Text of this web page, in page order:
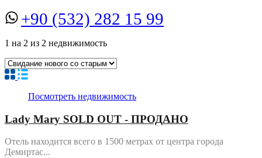
+90 (532) 282 15 99
1 на 2 из 2 недвижимость
Посмотреть недвижимость
Lady Mary SOLD OUT - ПРОДАНО
Отель находится всего в 1500 метрах от центра города
Демиртас...